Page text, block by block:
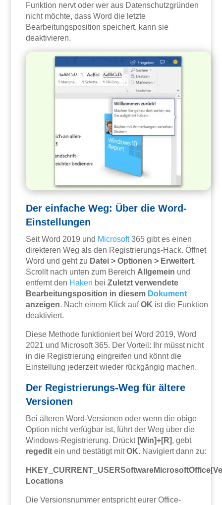
Funktion nervt oder wer aus Datenschutzgründen
nicht möchte, dass Word die letzte
Bearbeitungsposition speichert, kann sie
deaktivieren.
Der einfache Weg: Über die Word-
Einstellungen
Seit Word 2019 und Microsoft365 gibt es einen
direkteren Weg als den Registrierungs-Hack. Öffnet
Word und geht zu Datei > Optionen > Erweitert.
Scrollt nach unten zum Bereich Allgemein und
entfernt den Haken beiZuletzt verwendete
Bearbeitungsposition in diesem Dokument
anzeigen. Nach einem Klick aufOK ist die Funktion
deaktiviert.
Diese Methode funktioniert bei Word 2019, Word
2021 und Microsoft 365. Der Vorteil: Ihr müsst nicht
in die Registrierung eingreifen und könnt die
Einstellung jederzeit wieder rückgängig machen.
Der Registrierungs-Weg für ältere
Versionen
Bei älteren Word-Versionen oder wenn die obige
Option nicht verfügbar ist, führt der Weg über die
Windows-Registrierung. Drückt [Win]+[R], gebt
regedit ein und bestätigt mitOK. Navigiert dann zu:
Locations
Die Versionsnummer entspricht eurer Office-